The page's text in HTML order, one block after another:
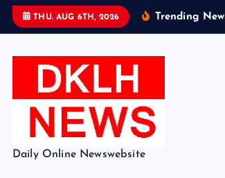
THU. AUG 6TH, 2026 Trending
Daily Online Newswebsite